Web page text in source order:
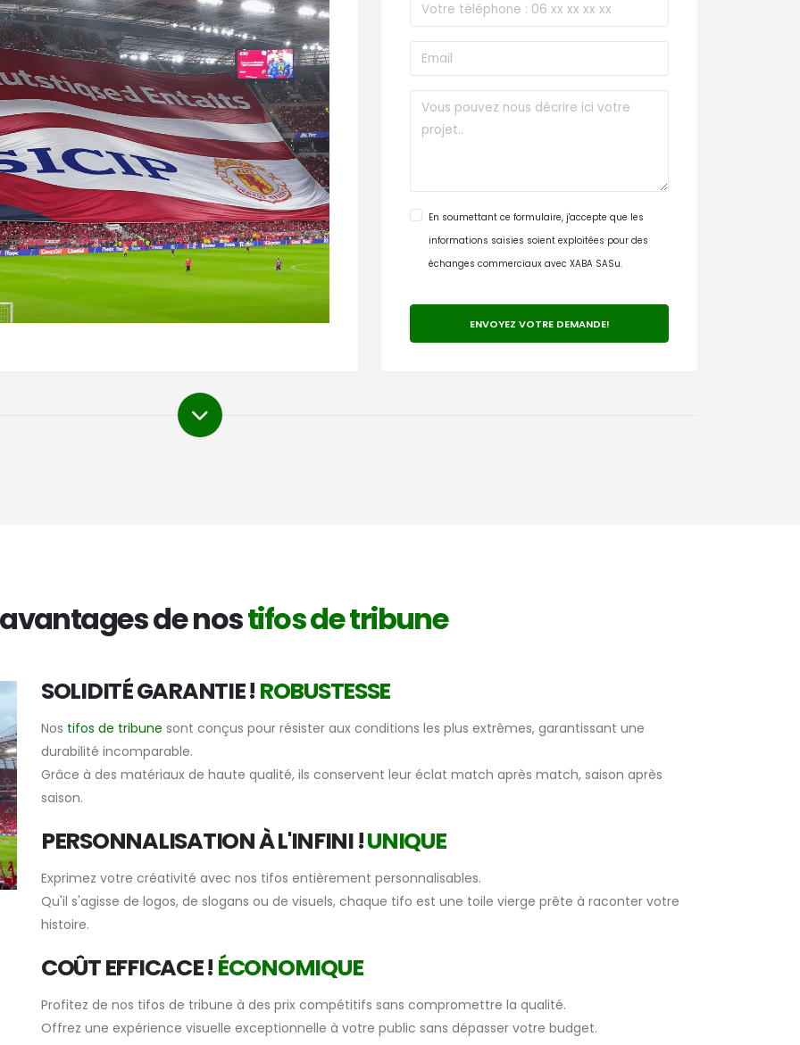
En soumettant ce formulaire, j'accepte que les
informations saisies soient exploitées pour des
échanges commerciaux avec XABA SASu.
ENVOYEZ VOTRE DEMANDE!
de nostifos de tribune
SOLIDITÉ GARANTIE ! ROBUSTESSE
Nos tifos de tribune sont conçus pour résister aux conditions les plus extrêmes, garantissant une
durabilité incomparable.
Grâce à des matériaux de haute qualité, ils conservent leur éclat match après match, saison après
saison.
PERSONNALISATION À L'INFINI !UNIQUE
Exprimez votre créativité avec nos tifos entièrement personnalisables.
Qu'il s'agisse de logos, de slogans ou de visuels, chaque tifo est une toile vierge prête à raconter votre
histoire.
COÛT EFFICACE ! ÉCONOMIQUE
Profitez de nos tifos de tribune à des prix compétitifs sans compromettre la qualité.
Offrez une expérience visuelle exceptionnelle à votre public sans dépasser votre budget.